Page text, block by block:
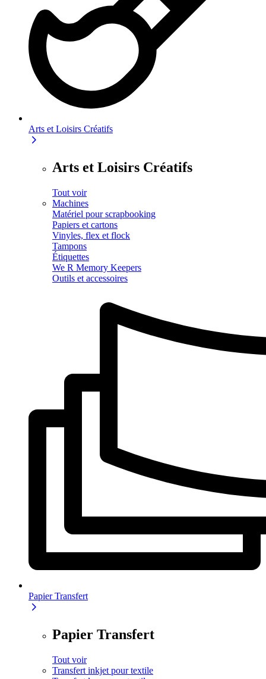
Arts et Loisirs Créatifs
Arts et Loisirs Créatifs
Tout voir
Machines
Matériel pour scrapbooking
Papiers et cartons
Vinyles, flex et flock
Tampons
Étiquettes
We R Memory Keepers
Outils et accessoires
Papier Transfert
Papier Transfert
Tout voir
Transfert inkjet pour textile